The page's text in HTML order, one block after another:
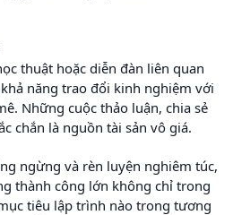
thuật hoặc diễn đàn liên quan
năng trao đổi kinh nghiệm với
Những cuộc thảo luận, chia sẻ
chắn là nguồn tài sản vô giá.
ngừng và rèn luyện nghiêm túc,
thành công lớn không chỉ trong
tiêu lập trình nào trong tương